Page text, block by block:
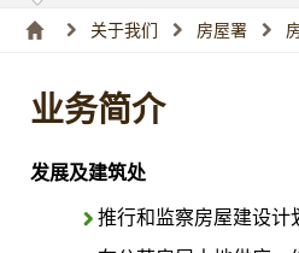
关于我们 房屋署
业务简介
发展及建筑处
推行和监察房屋建设计